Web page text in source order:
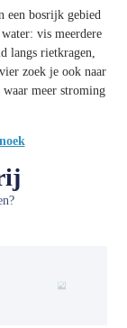
een bosrijk gebied
vis meerdere
langs rietkragen,
zoek je ook naar
waar meer stroming